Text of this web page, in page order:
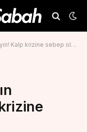
Kalp krizine sebep oluyor